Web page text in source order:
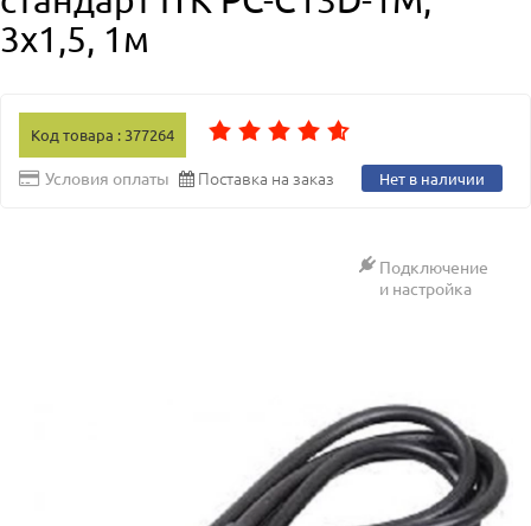
3х1,5, 1м
Код товара : 377264
Условия оплаты Поставка на заказ Нет в наличии
Подключение
и настройка